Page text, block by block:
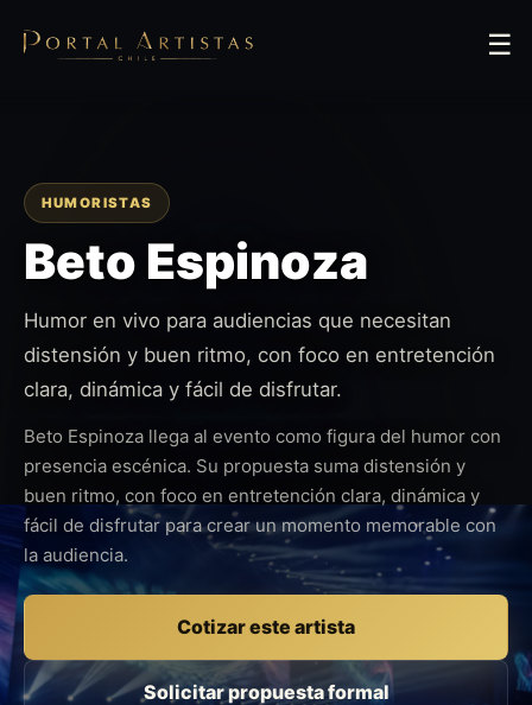
☰
HUMORISTAS
Beto Espinoza
Humor en vivo para audiencias que necesitan
distensión y buen ritmo, con foco en entretención
clara, dinámica y fácil de disfrutar.
Beto Espinoza llega al evento como figura del humor con
presencia escénica. Su propuesta suma distensión y
buen ritmo, con foco en entretención clara, dinámica y
fácil de disfrutar para crear un momento memorable con
la audiencia.
Cotizar este artista
Solicitar propuesta formal